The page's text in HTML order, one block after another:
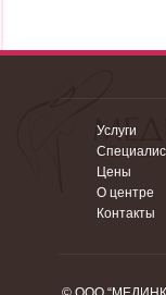
Услуги
Цены
О центре
Контакты